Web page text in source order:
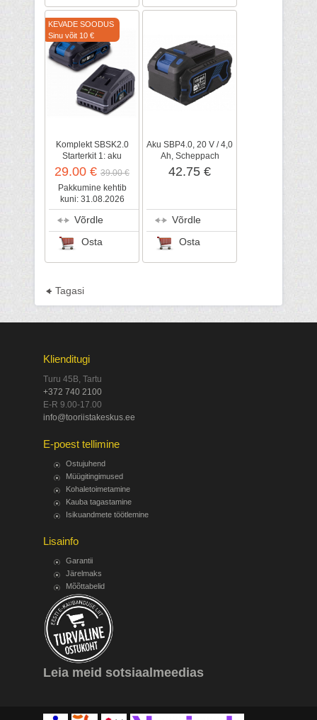
KEVADE SOODUS
Sinu võit 10 €
Komplekt SBSK2.0
Starterkit 1: aku
2,0Ah+laadija,
Scheppach
29.00 € 39.00 €
Pakkumine kehtib
kuni: 31.08.2026
Võrdle
Osta
Aku SBP4.0, 20 V / 4,0
Ah, Scheppach
42.75 €
Võrdle
Osta
Tagasi
Klienditugi
Turu 45B, Tartu
+372 740 2100
E-R 9.00-17.00
info@tooriistakeskus.ee
E-poest tellimine
Ostujuhend
Müügitingimused
Kohaletoimetamine
Kauba tagastamine
Isikuandmete töötlemine
Lisainfo
Garantii
Järelmaks
Mõõttabelid
Leia meid sotsiaalmeedias